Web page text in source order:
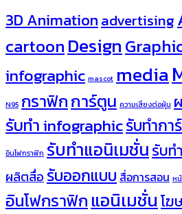
3D Animationadvertising
cartoonDesign
infographic mascot media
N95 กราฟิกการ์ตูน ความเสี่ยงต่อฝุ่น
รับทำ infographicรับทำกา
อินโฟกราฟิก รับทำแอนิเมชั่นรับท
ผลิตสื่อ รับออกแบบ สื่อการสอน ห
อินโฟกราฟิก แอนิเมชั่นโฆ